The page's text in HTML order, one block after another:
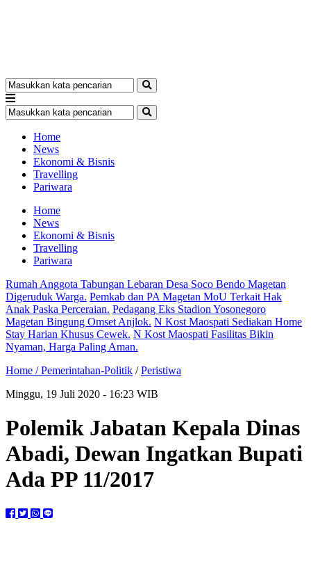
Home
News
Ekonomi & Bisnis
Travelling
Pariwara
Home
News
Ekonomi & Bisnis
Travelling
Pariwara
Rumah Anggota Tabungan Lebaran Desa Soco Bendo Magetan
Digeruduk Warga. Pemkab dan PA Magetan MoU Terkait Hak
Anak Paska Perceraian. Pedagang Eks Stadion Yosonegoro
Magetan Bingung Omset Anjlok. N Kost Maospati Sediakan Home
Stay Harian Khusus Cewek. N Kost Maospati Fasilitas Bikin
Nyaman, Harga Paling Aman.
Home /Pemerintahan-Politik /Peristiwa
Minggu, 19 Juli 2020 - 16:23 WIB
Polemik Jabatan Kepala Dinas
Abadi, Dewan Ingatkan Bupati
Ada PP 11/2017